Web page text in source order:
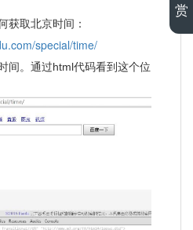
获取北京时间：
special/time/
间。通过html代码看到这个位
赏